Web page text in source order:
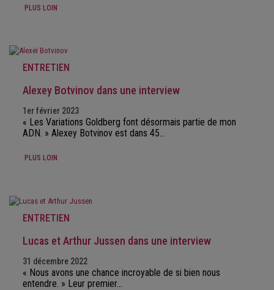
PLUS LOIN
ENTRETIEN
Alexey Botvinov dans une interview
1er février 2023
« Les Variations Goldberg font désormais partie de mon
ADN. » Alexey Botvinov est dans 45…
PLUS LOIN
ENTRETIEN
Lucas et Arthur Jussen dans une interview
31 décembre 2022
« Nous avons une chance incroyable de si bien nous
entendre. » Leur premier…